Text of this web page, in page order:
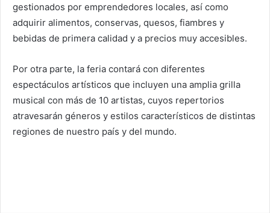
gestionados por emprendedores locales, así como
adquirir alimentos, conservas, quesos, fiambres y
bebidas de primera calidad y a precios muy accesibles.
Por otra parte, la feria contará con diferentes
espectáculos artísticos que incluyen una amplia grilla
musical con más de 10 artistas, cuyos repertorios
atravesarán géneros y estilos característicos de distintas
regiones de nuestro país y del mundo.